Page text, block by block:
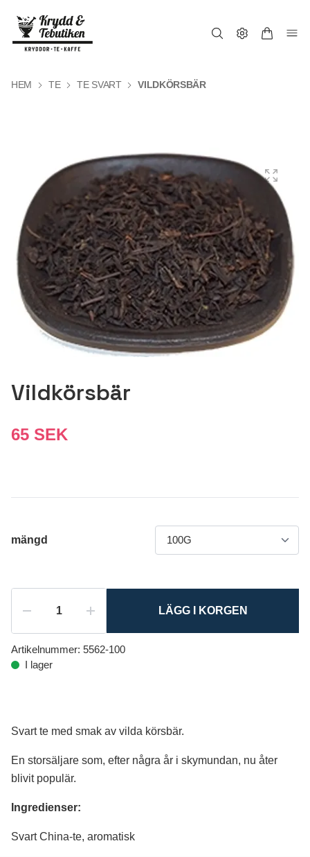
HEM TE TE SVART VILDKÖRSBÄR
Vildkörsbär
65 SEK
mängd
LÄGG I KORGEN
Artikelnummer: 5562-100
I lager
Svart te med smak av vilda körsbär.
En storsäljare som, efter några år i skymundan, nu åter
blivit populär.
Ingredienser:
Svart China-te, aromatisk